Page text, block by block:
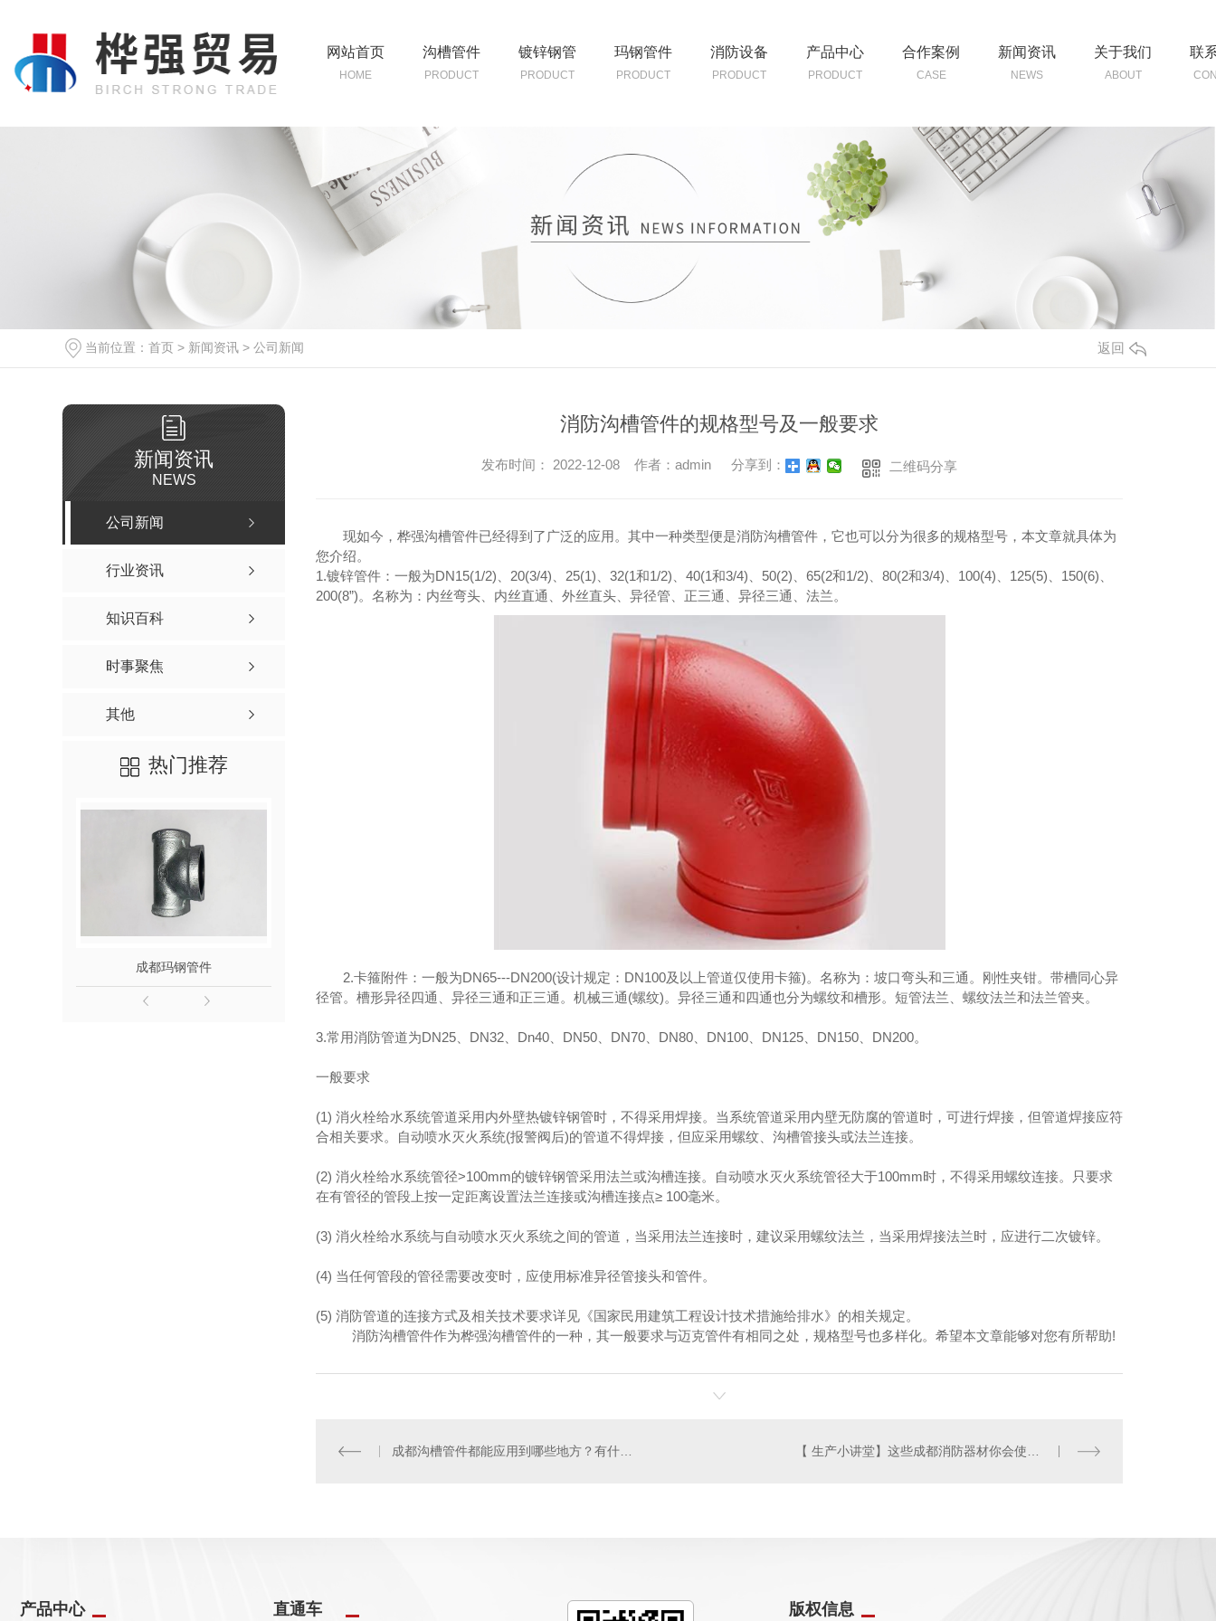
网站首页
HOME
沟槽管件
PRODUCT
镀锌钢管
PRODUCT
玛钢管件
PRODUCT
消防设备
PRODUCT
产品中心
PRODUCT
合作案例
CASE
新闻资讯
NEWS
关于我们
ABOUT
联
当前位置： 首页 > 新闻资讯 > 公司新闻 返回
新闻资讯
NEWS
公司新闻
行业资讯
知识百科
时事聚焦
其他
热门推荐
成都玛钢管件
消防沟槽管件的规格型号及一般要求
发布时间： 2022-12-08 作者：admin 分享到： 二维码分享
现如今，桦强沟槽管件已经得到了广泛的应用。其中一种类型便是消防沟槽管件，它也可以分为很多的规格型号，本文章就具体为
您介绍。
1.镀锌管件：一般为DN15(1/2)、20(3/4)、25(1)、32(1和1/2)、40(1和3/4)、50(2)、65(2和1/2)、80(2和3/4)、100(4)、125(5)、150(6)、
200(8”)。名称为：内丝弯头、内丝直通、外丝直头、异径管、正三通、异径三通、法兰。
2.卡箍附件：一般为DN65---DN200(设计规定：DN100及以上管道仅使用卡箍)。名称为：坡口弯头和三通。刚性夹钳。带槽同心异
径管。槽形异径四通、异径三通和正三通。机械三通(螺纹)。异径三通和四通也分为螺纹和槽形。短管法兰、螺纹法兰和法兰管夹。
3.常用消防管道为DN25、DN32、Dn40、DN50、DN70、DN80、DN100、DN125、DN150、DN200。
一般要求
(1) 消火栓给水系统管道采用内外壁热镀锌钢管时，不得采用焊接。当系统管道采用内壁无防腐的管道时，可进行焊接，但管道焊接应符
合相关要求。自动喷水灭火系统(报警阀后)的管道不得焊接，但应采用螺纹、沟槽管接头或法兰连接。
(2) 消火栓给水系统管径>100mm的镀锌钢管采用法兰或沟槽连接。自动喷水灭火系统管径大于100mm时，不得采用螺纹连接。只要求
在有管径的管段上按一定距离设置法兰连接或沟槽连接点≥ 100毫米。
(3) 消火栓给水系统与自动喷水灭火系统之间的管道，当采用法兰连接时，建议采用螺纹法兰，当采用焊接法兰时，应进行二次镀锌。
(4) 当任何管段的管径需要改变时，应使用标准异径管接头和管件。
(5) 消防管道的连接方式及相关技术要求详见《国家民用建筑工程设计技术措施给排水》的相关规定。
消防沟槽管件作为桦强沟槽管件的一种，其一般要求与迈克管件有相同之处，规格型号也多样化。希望本文章能够对您有所帮助!
成都沟槽管件都能应用到哪些地方？有什么优势？ 【 生产小讲堂】这些成都消防器材你会使用吗？
产品中心 直通车 版权信息